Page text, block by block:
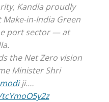
Kandla proudly
Make-in-India Green
port sector — at
the Net Zero vision
Minister Shri
ji.…